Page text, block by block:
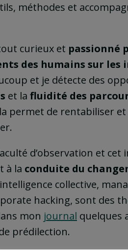
méthodes et
curieux et passionné
des humains sur les
et je détecte des
et la fluidité des
permet de rentabiliser et
d’observation et cet
à la conduite du
collective,
hacking, sont des
mon journal quelques
prédilection.